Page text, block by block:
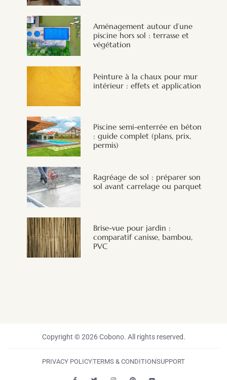
Aménagement autour d’une
piscine hors sol : terrasse et
végétation
Peinture à la chaux pour mur
intérieur : effets et application
Piscine semi-enterrée en béton
: guide complet (plans, prix,
permis)
Ragréage de sol : préparer son
sol avant carrelage ou parquet
Brise-vue pour jardin :
comparatif canisse, bambou,
PVC
Copyright © 2026 Cobono. All rights reserved.
PRIVACY POLICYTERMS & CONDITIONSUPPORT